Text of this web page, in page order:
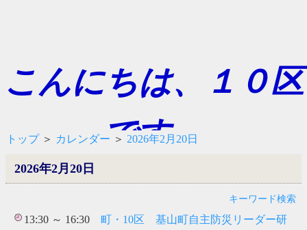
こんにちは、１０区
です。
トップ＞ カレンダー ＞ 2026年2月20日
2026年2月20日
キーワード検索
13:30 ～ 16:30 町・10区 基山町自主防災リーダー研